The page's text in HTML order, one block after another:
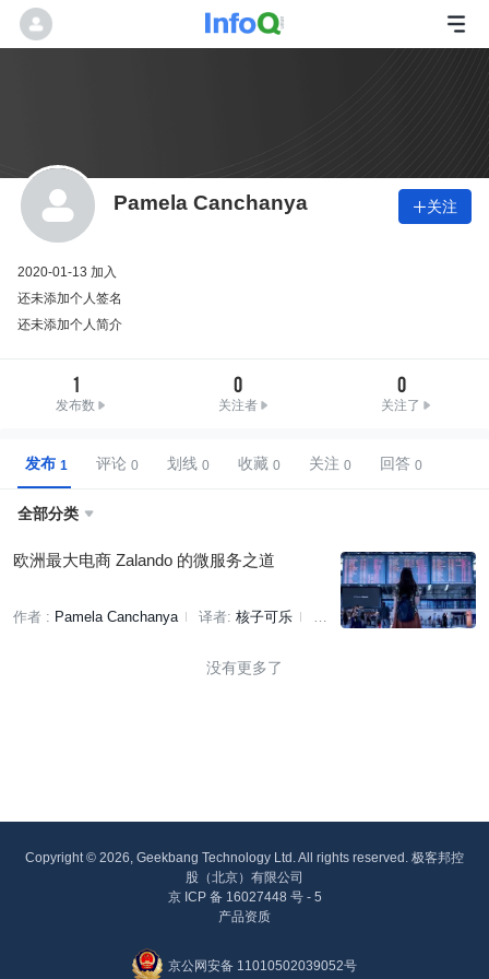
Pamela Canchanya 关注
2020-01-13 加入
还未添加个人签名
还未添加个人简介
1
发布数
0
关注者
0
关注了
发布 评论 划线 收藏 关注 回答
全部分类 
欧洲最大电商 Zalando 的微服务之道
作者 : Pamela Canchanya 译者: 核子可乐
策
没有更多了
Copyright © 2026, Geekbang Technology Ltd. All rights reserved. 极客邦控
股（北京）有限公司
京 ICP 备 16027448 号 - 5
产品资质
京公网安备 11010502039052号